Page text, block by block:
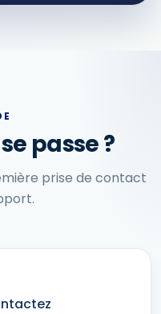
passe ?
prise de contact